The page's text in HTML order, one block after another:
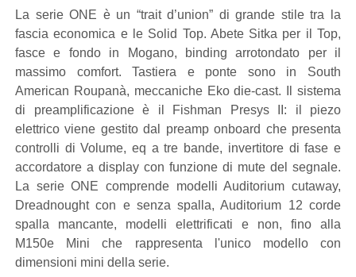
La serie ONE è un “trait d’union” di grande stile tra la
fascia economica e le Solid Top. Abete Sitka per il Top,
fasce e fondo in Mogano, binding arrotondato per il
massimo comfort. Tastiera e ponte sono in South
American Roupanà, meccaniche Eko die-cast. Il sistema
di preamplificazione è il Fishman Presys II: il piezo
elettrico viene gestito dal preamp onboard che presenta
controlli di Volume, eq a tre bande, invertitore di fase e
accordatore a display con funzione di mute del segnale.
La serie ONE comprende modelli Auditorium cutaway,
Dreadnought con e senza spalla, Auditorium 12 corde
spalla mancante, modelli elettrificati e non, fino alla
M150e Mini che rappresenta l'unico modello con
dimensioni mini della serie.